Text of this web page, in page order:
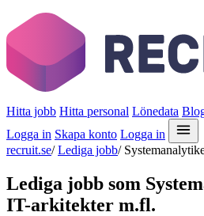
Hitta jobb Hitta personal Lönedata
Logga in Skapa konto Logga in
recruit.se/ Lediga jobb/
Lediga jobb som
IT-arkitekter m.fl.